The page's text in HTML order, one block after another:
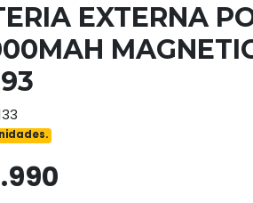
EXTERNA